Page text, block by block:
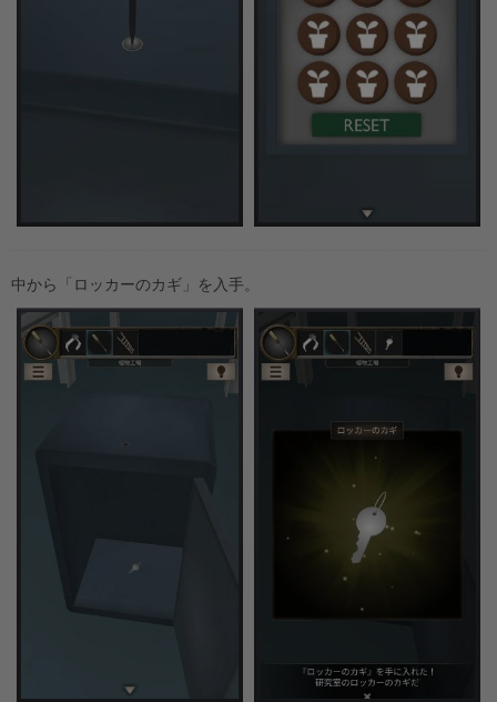
中から「ロッカーのカギ」を入手。